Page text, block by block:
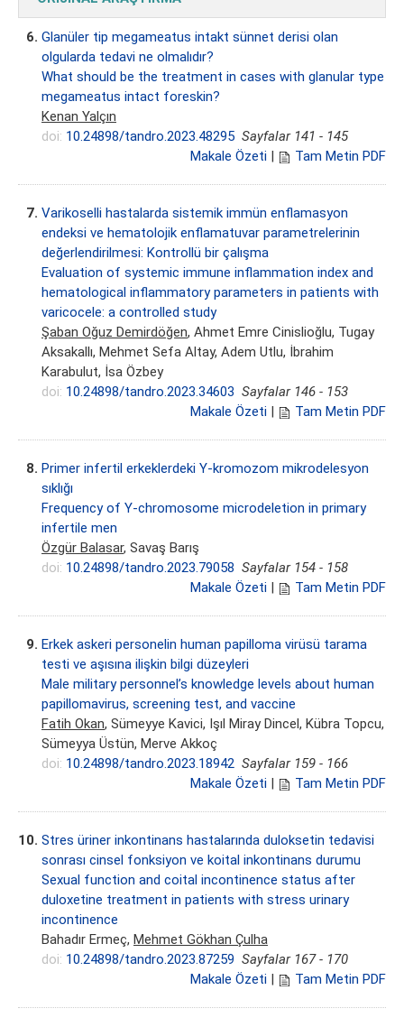
6. Glanüler tip megameatus intakt sünnet derisi olan
olgularda tedavi ne olmalıdır?
What should be the treatment in cases with glanular type
megameatus intact foreskin?
Kenan Yalçın
doi: 10.24898/tandro.2023.48295 Sayfalar 141 - 145
Makale Özeti
Tam Metin PDF
7. Varikoselli hastalarda sistemik immün enflamasyon
endeksi ve hematolojik enflamatuvar parametrelerinin
değerlendirilmesi: Kontrollü bir çalışma
Evaluation of systemic immune inflammation index and
hematological inflammatory parameters in patients with
varicocele: a controlled study
Şaban Oğuz Demirdöğen, Ahmet Emre Cinislioğlu, Tugay
Aksakallı, Mehmet Sefa Altay, Adem Utlu, İbrahim
Karabulut, İsa Özbey
doi: 10.24898/tandro.2023.34603 Sayfalar 146 - 153
Makale Özeti
Tam Metin PDF
8. Primer infertil erkeklerdeki Y-kromozom mikrodelesyon
sıklığı
Frequency of Y-chromosome microdeletion in primary
infertile men
Özgür Balasar, Savaş Barış
doi: 10.24898/tandro.2023.79058 Sayfalar 154 - 158
Makale Özeti
Tam Metin PDF
9. Erkek askeri personelin human papilloma virüsü tarama
testi ve aşısına ilişkin bilgi düzeyleri
Male military personnel’s knowledge levels about human
papillomavirus, screening test, and vaccine
Fatih Okan, Sümeyye Kavici, Işıl Miray Dincel, Kübra Topcu,
Sümeyya Üstün, Merve Akkoç
doi: 10.24898/tandro.2023.18942 Sayfalar 159 - 166
Makale Özeti
Tam Metin PDF
10. Stres üriner inkontinans hastalarında duloksetin tedavisi
sonrası cinsel fonksiyon ve koital inkontinans durumu
Sexual function and coital incontinence status after
duloxetine treatment in patients with stress urinary
incontinence
Bahadır Ermeç, Mehmet Gökhan Çulha
doi: 10.24898/tandro.2023.87259 Sayfalar 167 - 170
Makale Özeti
Tam Metin PDF